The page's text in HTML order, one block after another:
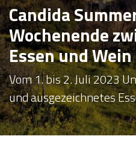
Candida
Wochenende
Essen und Wein
Vom 1. bis 2. Juli 2023
und ausgezeichnetes